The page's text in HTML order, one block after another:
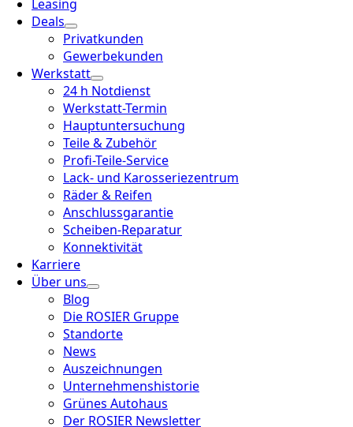
Leasing
Deals
Privatkunden
Gewerbekunden
Werkstatt
24 h Notdienst
Werkstatt-Termin
Hauptuntersuchung
Teile & Zubehör
Profi-Teile-Service
Lack- und Karosseriezentrum
Räder & Reifen
Anschlussgarantie
Scheiben-Reparatur
Konnektivität
Karriere
Über uns
Blog
Die ROSIER Gruppe
Standorte
News
Auszeichnungen
Unternehmenshistorie
Grünes Autohaus
Der ROSIER Newsletter